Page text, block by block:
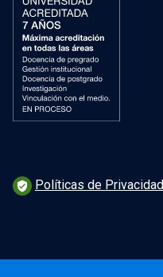
verified_user Políticas de Privacidad